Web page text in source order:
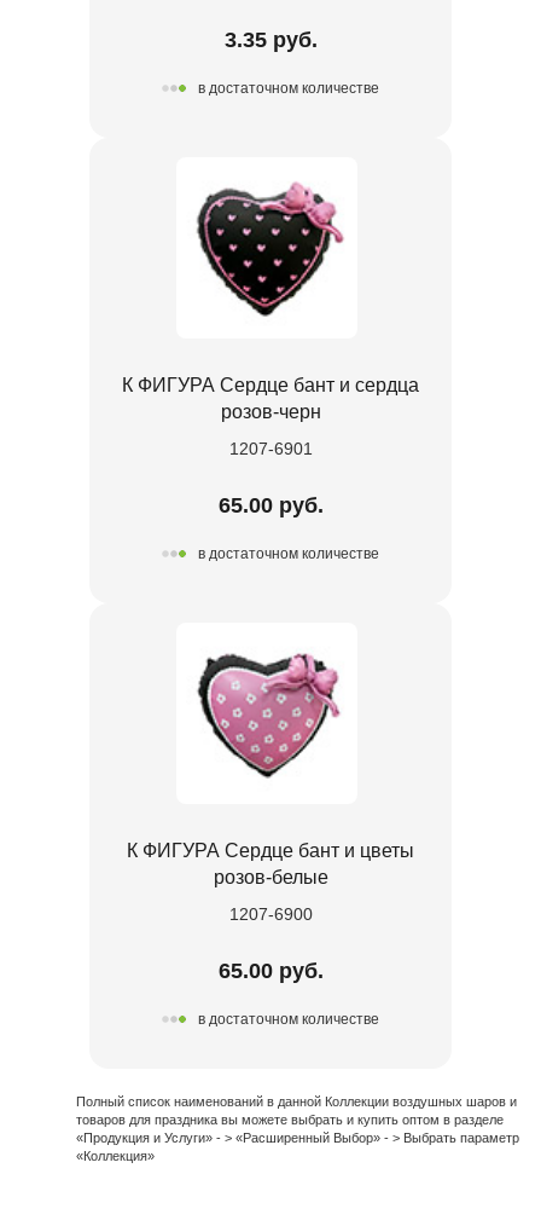
3.35 руб.
в достаточном количестве
К ФИГУРА Сердце бант и сердца
розов-черн
1207-6901
65.00 руб.
в достаточном количестве
К ФИГУРА Сердце бант и цветы
розов-белые
1207-6900
65.00 руб.
в достаточном количестве
Полный список наименований в данной Коллекции воздушных шаров и
товаров для праздника вы можете выбрать и купить оптом в разделе
«Продукция и Услуги» - > «Расширенный Выбор» - > Выбрать параметр
«Коллекция»